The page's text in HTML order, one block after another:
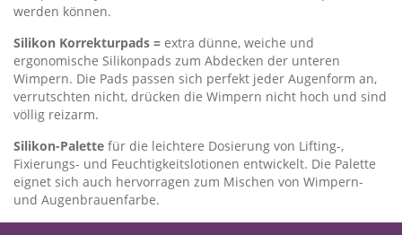
werden können.
Silikon Korrekturpads = extra dünne, weiche und
ergonomische Silikonpads zum Abdecken der unteren
Wimpern. Die Pads passen sich perfekt jeder Augenform an,
verrutschten nicht, drücken die Wimpern nicht hoch und sind
völlig reizarm.
Silikon-Palette für die leichtere Dosierung von Lifting-,
Fixierungs- und Feuchtigkeitslotionen entwickelt. Die Palette
eignet sich auch hervorragen zum Mischen von Wimpern-
und Augenbrauenfarbe.